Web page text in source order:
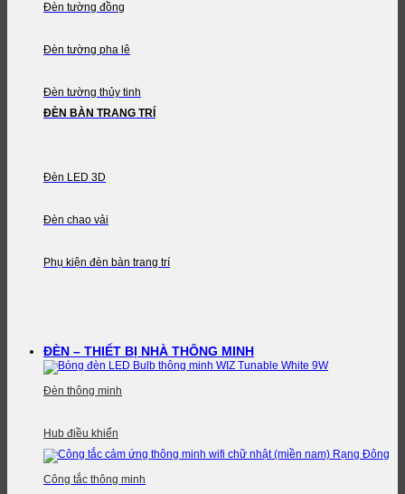
Đèn tường đồng
Đèn tường pha lê
Đèn tường thủy tinh
ĐÈN BÀN TRANG TRÍ
Đèn LED 3D
Đèn chao vải
Phụ kiện đèn bàn trang trí
ĐÈN – THIẾT BỊ NHÀ THÔNG MINH
Đèn thông minh
Hub điều khiển
Công tắc thông minh